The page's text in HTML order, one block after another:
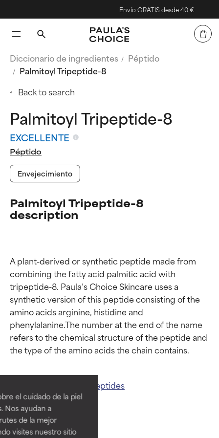
el cuidado de la piel
Nos ayudan a
de la mejor
visites nuestro sitio
Envío GRATIS desde 40 €
Diccionario de ingredientes
Péptido
Palmitoyl Tripeptide-8
Back to search
Palmitoyl Tripeptide-8
EXCELLENTE
Péptido
Envejecimiento
Palmitoyl Tripeptide-8
description
A plant-derived or synthetic peptide made from
combining the fatty acid palmitic acid with
tripeptide-8. Paula’s Choice Skincare uses a
synthetic version of this peptide consisting of the
amino acids arginine, histidine and
phenylalanine.The number at the end of the name
refers to the chemical structure of the peptide and
Peptides
ingredientes
EXCELENTE
Ingrediente sobresaliente con
beneficios reales para la piel. Su
ingredientes
EXCELENTE
Ingrediente sobresaliente con
beneficios reales para la piel. Su